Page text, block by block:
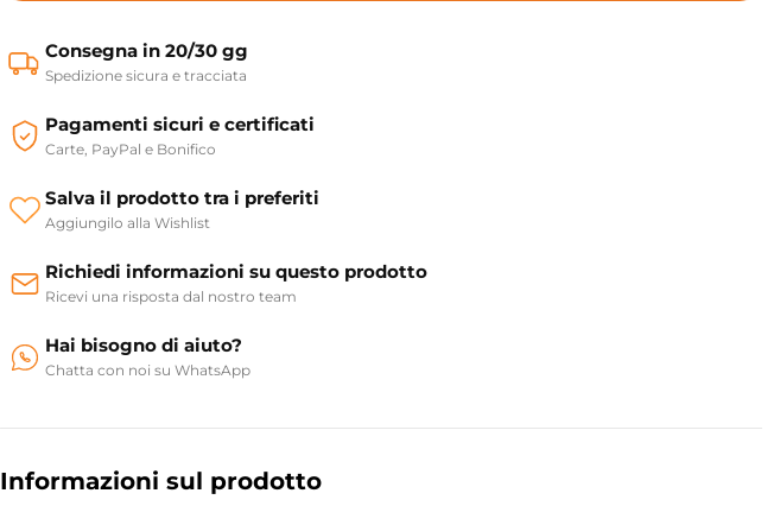
Consegna in 20/30 gg
Spedizione sicura e tracciata
Pagamenti sicuri e certificati
Carte, PayPal e Bonifico
Salva il prodotto tra i preferiti
Aggiungilo alla Wishlist
Richiedi informazioni su questo prodotto
Ricevi una risposta dal nostro team
Hai bisogno di aiuto?
Chatta con noi su WhatsApp
Informazioni sul prodotto